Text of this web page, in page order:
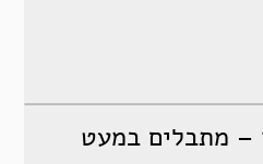
– מתבלים במעט